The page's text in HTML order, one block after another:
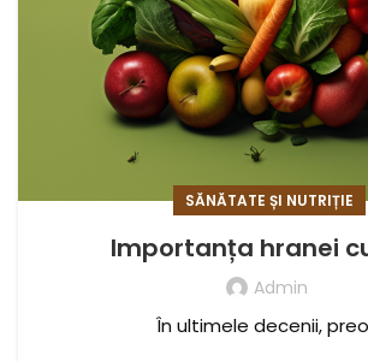
SĂNĂTATE ȘI NUTRIȚIE
Importanța hranei
Admin
În ultimele decenii,